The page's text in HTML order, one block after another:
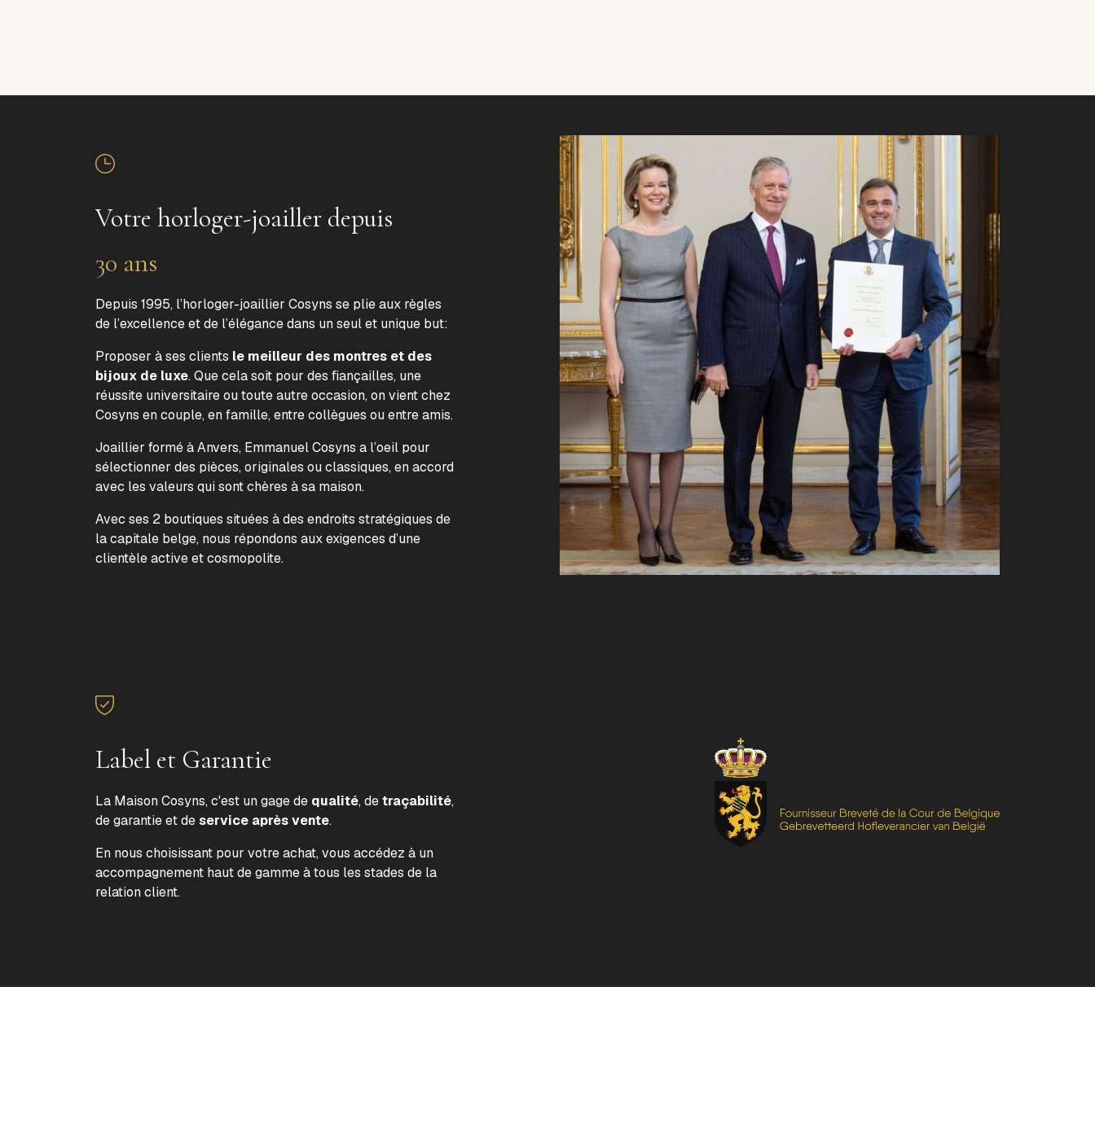
Votre horloger-joailler depuis
30 ans
Depuis 1995, l’horloger-joaillier Cosyns se plie aux règles
de l’excellence et de l’élégance dans un seul et unique but:
Proposer à ses clients le meilleur des montres et des
bijoux de luxe. Que cela soit pour des fiançailles, une
réussite universitaire ou toute autre occasion, on vient chez
Cosyns en couple, en famille, entre collègues ou entre amis.
Joaillier formé à Anvers, Emmanuel Cosyns a l’oeil pour
sélectionner des pièces, originales ou classiques, en accord
avec les valeurs qui sont chères à sa maison.
Avec ses 2 boutiques situées à des endroits stratégiques de
la capitale belge, nous répondons aux exigences d’une
clientèle active et cosmopolite.
Label et Garantie
La Maison Cosyns, c'est un gage de qualité, detraçabilité,
de garantie et deservice après vente.
En nous choisissant pour votre achat, vous accédez à un
accompagnement haut de gamme à tous les stades de la
relation client.